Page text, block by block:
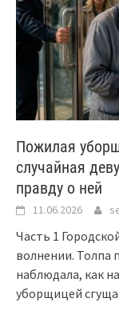
Пожилая
случайная
правду о ней
11.06.2026
Часть 1
волнении. Толпа
наблюдала, как
уборщицей